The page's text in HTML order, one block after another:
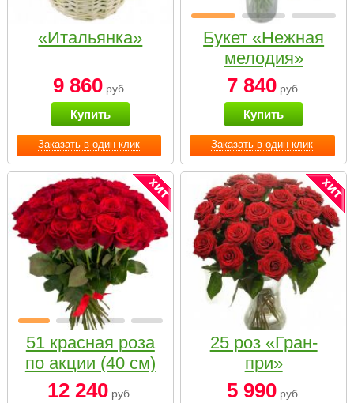
Заказать в один клик
«Итальянка»
9 860 руб.
Купить
Заказать в один клик
Букет «Нежная
мелодия»
7 840руб.
Купить
51 красная роза
по акции (40 см)
12 240 руб.
25 роз «Гран-
при»
5 990руб.